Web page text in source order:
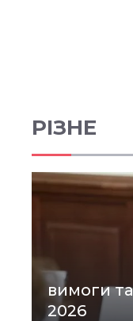
РІЗНЕ
вимоги
2026